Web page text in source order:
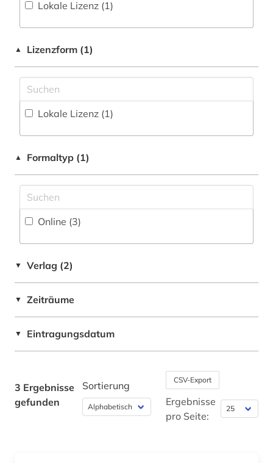
Physik (1)
Sport (1)
Technik (1)
Werkstoffwissenschaften und
Fertigungstechnik (1)
Lokale Lizenz (1)
▲ Lizenzform (1)
Lokale Lizenz (1)
▲ Formaltyp (1)
Online (3)
▼ Verlag (2)
▼ Zeiträume
▼ Eintragungsdatum
3 Ergebnisse
gefunden
Sortierung CSV-Export
Ergebnisse
pro Seite: